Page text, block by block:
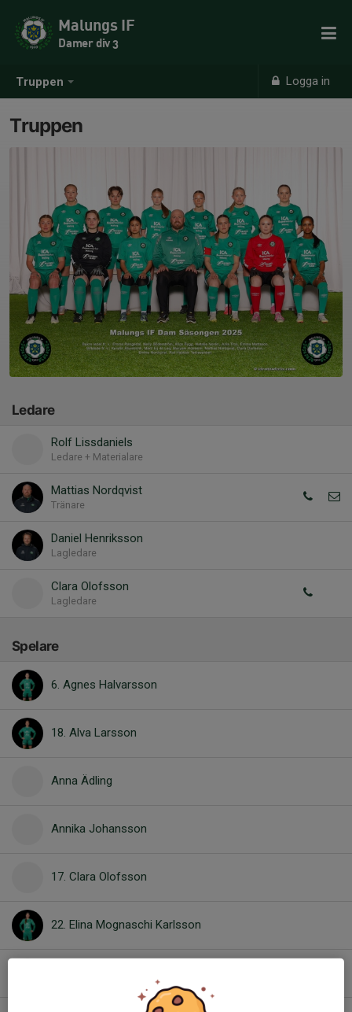
Truppen Logga in
Malungs IF
Damer div 3
Truppen
Ledare
Rolf Lissdaniels
Ledare + Materialare
Mattias Nordqvist
Tränare
Daniel Henriksson
Lagledare
Clara Olofsson
Lagledare
Spelare
6. Agnes Halvarsson
18. Alva Larsson
Anna Ädling
Annika Johansson
17. Clara Olofsson
22. Elina Mognaschi Karlsson